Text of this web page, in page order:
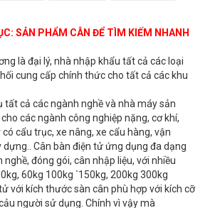
SẢN PHẨM CÂN ĐỂ TÌM KIẾM NHANH
là đại lý, nhà nhập khẩu tất cả các loại
cung cấp chính thức cho tất cả các khu
tất cả các ngành nghề và nhà máy sản
các ngành công nghiệp nặng, cơ khí,
cẩu trục, xe nâng, xe cẩu hàng, vận
dựng.. Cân bàn điện tử ứng dụng đa dạng
đóng gói, cân nhập liệu, với nhiều
60kg 100kg `150kg, 200kg 300kg
với kích thước sàn cân phù hợp với kích cỡ
người sử dụng. Chính vì vậy mà